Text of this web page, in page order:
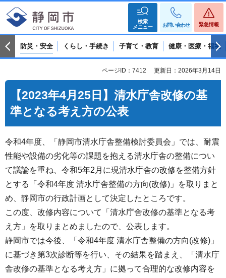
検索
メニュー
お問い合わせ 緊急情報
防災・安全 くらし・手続き 子育て・教育 健康・医療・福祉
ページID：7412 更新日：2026年3月14日
【2023年4月25日】清水庁舎改修の基
準となる考え方の公表
令和4年度、「静岡市清水庁舎整備検討委員会」では、耐震
性能や設備の劣化等の課題を抱える清水庁舎の整備につい
て議論を重ね、令和5年2月に現清水庁舎の改修を整備方針
とする「令和4年度 清水庁舎整備の方向(改修)」を取りまと
め、静岡市の行政計画として決定したところです。
この度、改修内容について「清水庁舎改修の基準となる考
え方」を取りまとめましたので、公表します。
静岡市では今後、「令和4年度 清水庁舎整備の方向(改修)」
に基づき第3次診断等を行い、その結果を踏まえ、「清水庁
舎改修の基準となる考え方」に拠って合理的な改修内容を